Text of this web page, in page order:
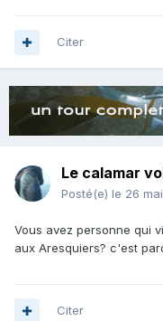
Citer
Le calamar
Posté(e) le 26 mai
Vous avez personne qui
aux Aresquiers? c'est
Citer